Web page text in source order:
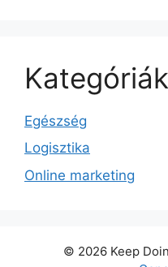
Kategóriák
Egészség
Logisztika
Online marketing
© 2026 Keep